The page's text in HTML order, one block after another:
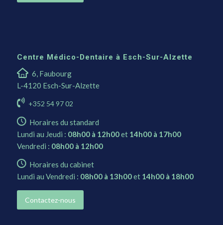
Centre Médico-Dentaire à Esch-Sur-Alzette
6, Faubourg
L-4120 Esch-Sur-Alzette
+352 54 97 02
Horaires du standard
Lundi au Jeudi : 08h00 à 12h00et 14h00 à 17h00
Vendredi : 08h00 à 12h00
Horaires du cabinet
Lundi au Vendredi : 08h00 à 13h00et 14h00 à 18h00
Contactez-nous